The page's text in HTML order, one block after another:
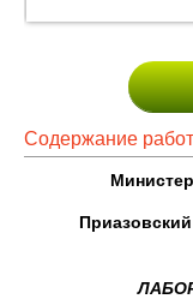
Содержание